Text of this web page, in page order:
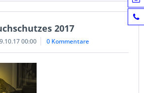
2017
00:00 0 Kommentare